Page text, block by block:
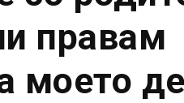
правам
моето